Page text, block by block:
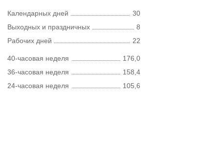
Календарных дней
30
Выходных и праздничных
8
Рабочих дней
22
40-часовая неделя
176,0
36-часовая неделя
158,4
24-часовая неделя
105,6